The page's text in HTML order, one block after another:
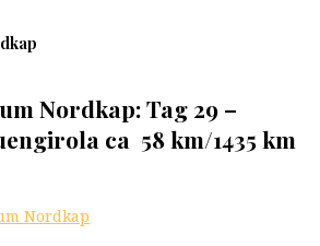
Nordkap: Tag 29 –
ca 58 km/1435 km
Nordkap